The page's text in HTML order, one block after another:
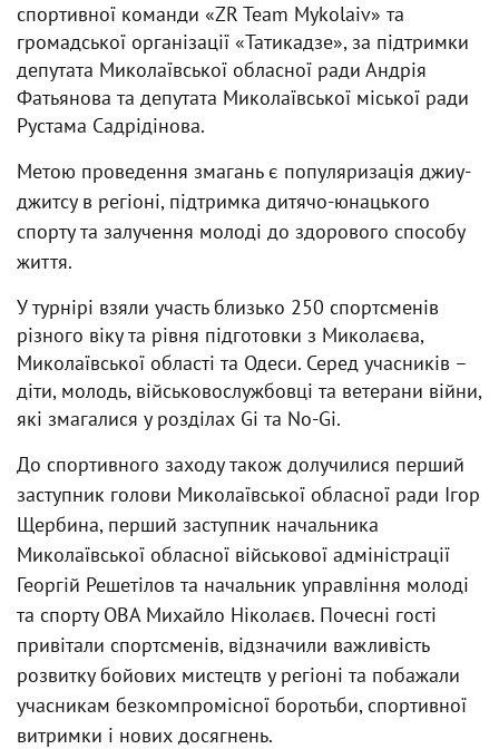
спортивної команди «ZR Team Mykolaiv» та
громадської організації «Татикадзе», за підтримки
депутата Миколаївської обласної ради Андрія
Фатьянова та депутата Миколаївської міської ради
Рустама Садрідінова.
Метою проведення змагань є популяризація джиу-
джитсу в регіоні, підтримка дитячо-юнацького
спорту та залучення молоді до здорового способу
життя.
У турнірі взяли участь близько 250 спортсменів
різного віку та рівня підготовки з Миколаєва,
Миколаївської області та Одеси. Серед учасників –
діти, молодь, військовослужбовці та ветерани війни,
які змагалися у розділах Gi та No-Gi.
До спортивного заходу також долучилися перший
заступник голови Миколаївської обласної ради Ігор
Щербина, перший заступник начальника
Миколаївської обласної військової адміністрації
Георгій Решетілов та начальник управління молоді
та спорту ОВА Михайло Ніколаєв. Почесні гості
привітали спортсменів, відзначили важливість
розвитку бойових мистецтв у регіоні та побажали
учасникам безкомпромісної боротьби, спортивної
витримки і нових досягнень.